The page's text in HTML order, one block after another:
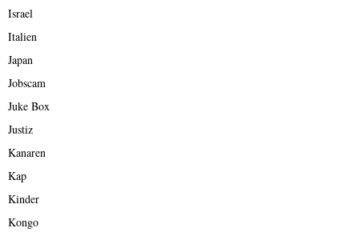
Israel
Italien
Japan
Jobscam
Juke Box
Justiz
Kanaren
Kap
Kinder
Kongo